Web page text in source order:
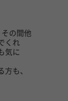
の間他
くれ
気に
も、